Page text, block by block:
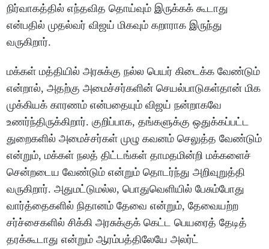
நிர்வாகத்தில் எந்தவித தொய்வும் இருக்கக் கூடாது
என்பதில் முதல்வர் விஜய் மிகவும் கறாராக இருந்து
வருகிறார்.
மக்கள் மத்தியில் அரசுக்கு நல்ல பெயர் கிடைக்க வேண்டும்
என்றால், அதற்கு அமைச்சர்களின் செயல்பாடுகள்தான் மிக
முக்கியக் காரணம் என்பதையும் விஜய் நன்றாகவே
உணர்ந்திருக்கிறார். குறிப்பாக, தங்களுக்கு ஒதுக்கப்பட்ட
துறைகளில் அமைச்சர்கள் முழு கவனம் செலுத்த வேண்டும்
என்றும், மக்கள் நலத் திட்டங்கள் தாமதமின்றி மக்களைச்
சென்றடைய வேண்டும் என்றும் தொடர்ந்து அறிவுறுத்தி
வருகிறார். அதுமட்டுமல்ல, பொதுவெளியில் பேசும்போது
வார்த்தைகளில் நிதானம் தேவை என்றும், தேவையற்ற
சர்ச்சைகளில் சிக்கி அரசுக்குக் கெட்ட பெயரைத் தேடித்
தரக்கூடாது என்றும் ஆரம்பத்திலேயே அலர்ட்